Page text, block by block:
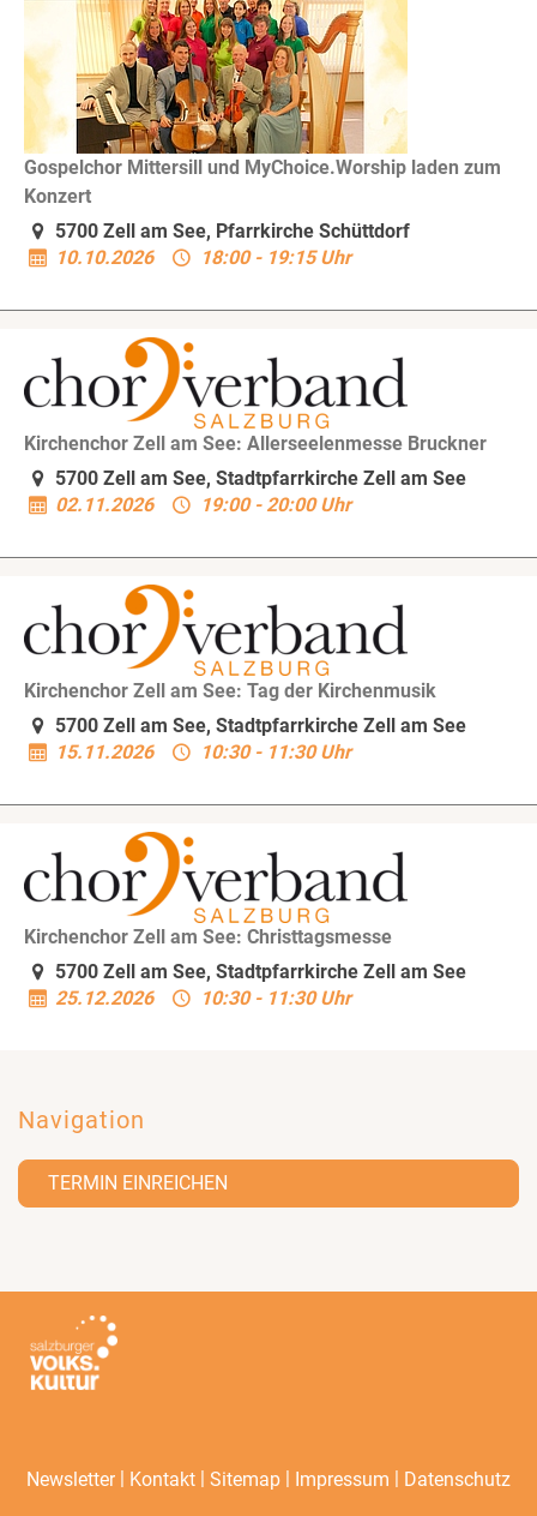
Gospelchor Mittersill und MyChoice.Worship laden zum
Konzert
5700 Zell am See, Pfarrkirche Schüttdorf
10.10.2026
18:00 - 19:15 Uhr
Kirchenchor Zell am See: Allerseelenmesse Bruckner
5700 Zell am See, Stadtpfarrkirche Zell am See
02.11.2026
19:00 - 20:00 Uhr
Kirchenchor Zell am See: Tag der Kirchenmusik
5700 Zell am See, Stadtpfarrkirche Zell am See
15.11.2026
10:30 - 11:30 Uhr
Kirchenchor Zell am See: Christtagsmesse
5700 Zell am See, Stadtpfarrkirche Zell am See
25.12.2026
10:30 - 11:30 Uhr
Navigation
TERMIN EINREICHEN
Newsletter | Kontakt | Sitemap | Impressum | Datenschutz